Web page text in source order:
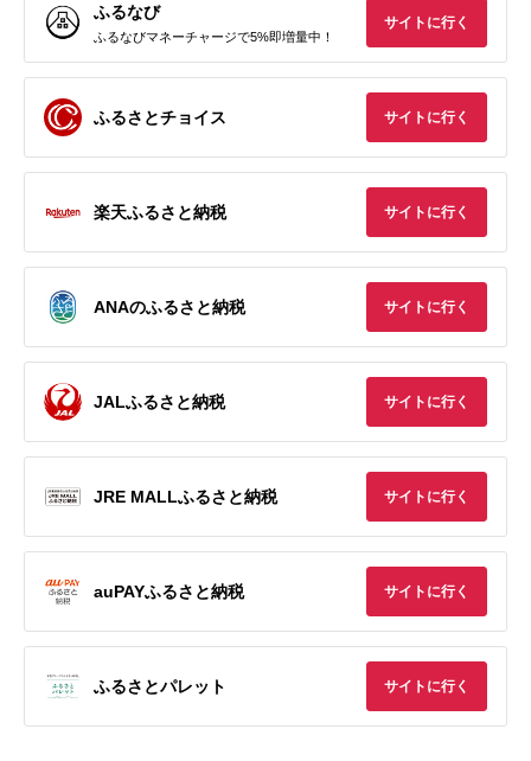
ふるなび
ふるなびマネーチャージで5%即増量中！
サイトに行く
ふるさとチョイス サイトに行く
楽天ふるさと納税 サイトに行く
ANAのふるさと納税 サイトに行く
JALふるさと納税 サイトに行く
JRE MALLふるさと納税 サイトに行く
auPAYふるさと納税 サイトに行く
ふるさとパレット サイトに行く